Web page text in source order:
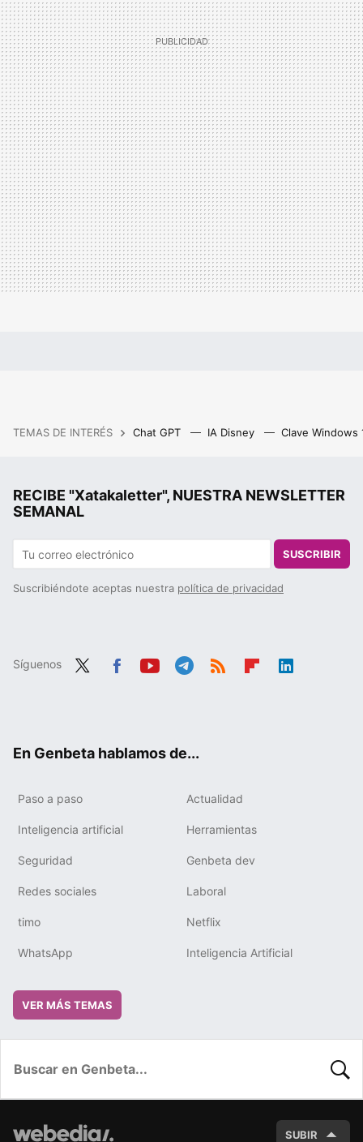
TEMAS DE INTERÉS Chat GPT IA Disney Clave Windows
RECIBE "Xatakaletter", NUESTRA NEWSLETTER
SEMANAL
SUSCRIBIR
Suscribiéndote aceptas nuestra política de privacidad
Síguenos
En Genbeta hablamos de...
Paso a paso Actualidad
Inteligencia artificial Herramientas
Seguridad Genbeta dev
Redes sociales Laboral
timo Netflix
WhatsApp Inteligencia Artificial
VER MÁS TEMAS
SUBIR